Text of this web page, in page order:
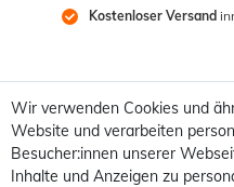
Kostenloser Versand
Wir verwenden Cookies und
Website und verarbeiten
Besucher:innen unserer
Inhalte und Anzeigen zu